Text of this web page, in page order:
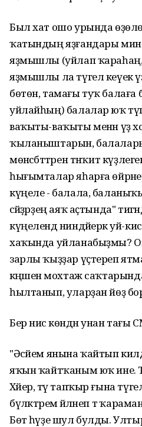
Был хат ошо урында
ҡатындың яҙғандары
яҙмышлы (уйлап
яҙмышлы ла түгел кеүек
бөтөн, тамағы туҡ балаға
уйлайһың) балалар юҡ түгел
ваҡыты-ваҡыты менән үҙ
ҡыланыштарын,
мөнәсәбәттәрен тәнҡит
һығымталар яһарға
күңеле - балала,
әсәйҙәрҙең аяҡ аҫтында"
күңелендә ниндәйерәк уй-
хаҡында уйланабыҙмы?
зарлы ҡыҙҙар үҫтереп
кәңәшенә мохтаж
һылтанып, уларҙан йөҙ
Бер нисә көндән унан тағы
"Әсәйем янына ҡайтып
яҡын ҡайтҡаным юҡ ине.
Хәйер, тәү тапҡыр ғына
бүләктәремә әйләнеп тә
Бөтә һүҙе шул булды.